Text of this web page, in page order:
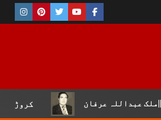
کروڑ لال عیسن عرفان